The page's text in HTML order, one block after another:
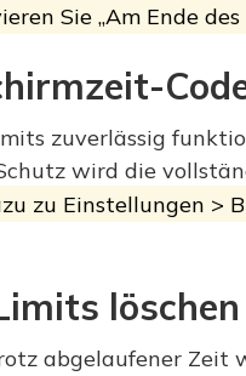
Sie „Am Ende
zuverlässig
Schutz wird die
zu Einstellungen >
abgelaufener Zeit